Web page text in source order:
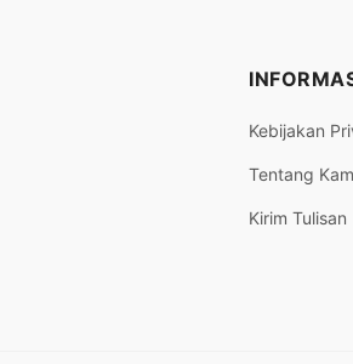
Kebijakan
Tentang
Kirim Tulisan